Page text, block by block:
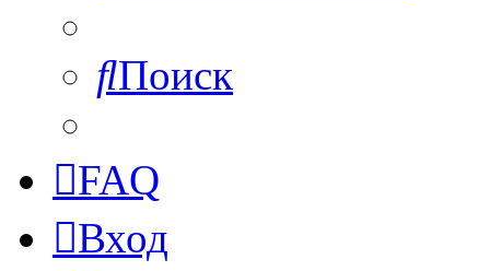
Поиск
FAQ
Вход